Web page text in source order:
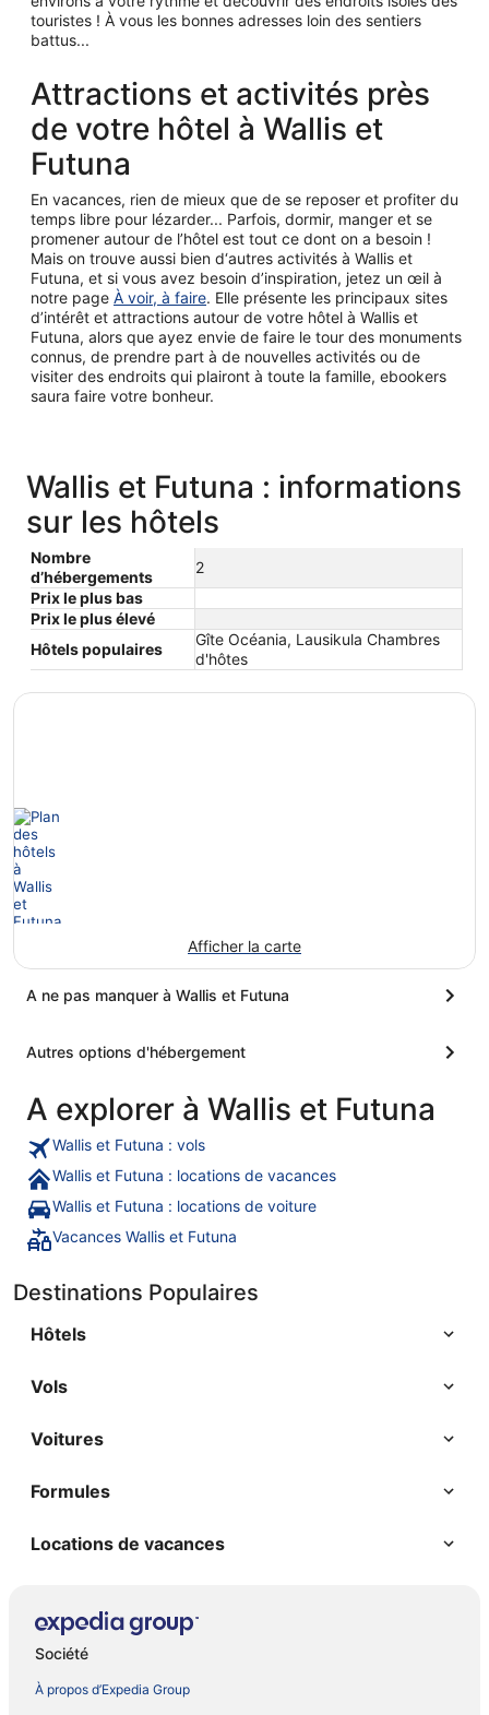
touristes ! À vous les bonnes adresses loin des sentiers
battus...
Attractions et activités près
de votre hôtel à Wallis et
Futuna
En vacances, rien de mieux que de se reposer et profiter du
temps libre pour lézarder... Parfois, dormir, manger et se
promener autour de l’hôtel est tout ce dont on a besoin !
Mais on trouve aussi bien d‘autres activités à Wallis et
Futuna, et si vous avez besoin d’inspiration, jetez un œil à
notre page À voir, à faire. Elle présente les principaux sites
d’intérêt et attractions autour de votre hôtel à Wallis et
Futuna, alors que ayez envie de faire le tour des monuments
connus, de prendre part à de nouvelles activités ou de
visiter des endroits qui plairont à toute la famille, ebookers
saura faire votre bonheur.
Wallis et Futuna : informations
sur les hôtels
Nombre
d’hébergements
2
Prix le plus bas
Prix le plus élevé
Hôtels populaires
Gîte Océania, Lausikula Chambres
d'hôtes
Afficher la carte
A ne pas manquer à Wallis et Futuna
Autres options d'hébergement
A explorer à Wallis et Futuna
Wallis et Futuna : vols
Wallis et Futuna : locations de vacances
Wallis et Futuna : locations de voiture
Vacances Wallis et Futuna
Destinations Populaires
Hôtels
Vols
Voitures
Formules
Locations de vacances
Société
À propos d’Expedia Group